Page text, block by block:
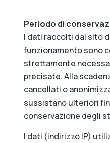
Periodo di
I dati raccolti dal sito
funzionamento sono
strettamente
precisate. Alla
cancellati o
sussistano ulteriori
conservazione degli
I dati (indirizzo IP)